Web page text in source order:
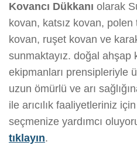
Kovancı Dükkanı olarak
kovan, katsız kovan, polen
kovan, ruşet kovan ve
sunmaktayız. doğal ahşap
ekipmanları prensipleriyle
uzun ömürlü ve arı
ile arıcılık faaliyetleriniz
seçmenize yardımcı
tıklayın.